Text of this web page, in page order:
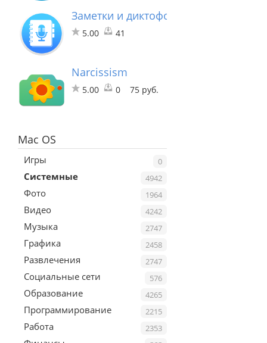
Заметки и диктофон - запись
5.00 41
Narcissism
5.00 0 75 руб.
Mac OS
0
Игры
4942
Системные
1964
Фото
4242
Видео
2747
Музыка
2458
Графика
2747
Развлечения
576
Социальные сети
4265
Образование
2215
Программирование
2353
Работа